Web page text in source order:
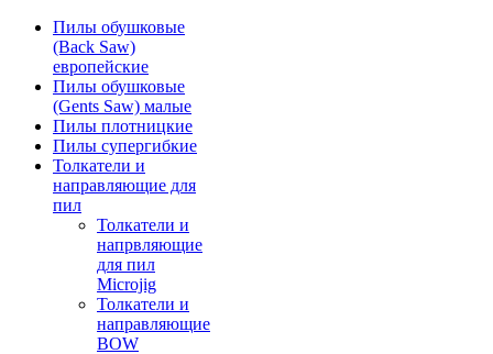
Пилы обушковые
(Back Saw)
европейские
Пилы обушковые
(Gents Saw) малые
Пилы плотницкие
Пилы супергибкие
Толкатели и
направляющие для
пил
Толкатели и
напрвляющие
для пил
Microjig
Толкатели и
направляющие
BOW